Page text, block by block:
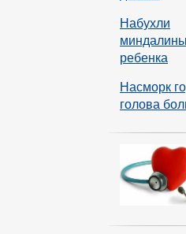
Набухли
ребенка
Насморк
голова